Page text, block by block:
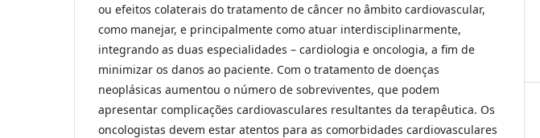
ou efeitos colaterais do tratamento de câncer no âmbito cardiovascular,
como manejar, e principalmente como atuar interdisciplinarmente,
integrando as duas especialidades – cardiologia e oncologia, a fim de
minimizar os danos ao paciente. Com o tratamento de doenças
neoplásicas aumentou o número de sobreviventes, que podem
apresentar complicações cardiovasculares resultantes da terapêutica. Os
oncologistas devem estar atentos para as comorbidades cardiovasculares